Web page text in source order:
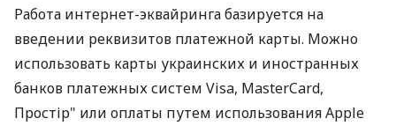
Работа интернет-эквайринга базируется на
введении реквизитов платежной карты. Можно
использовать карты украинских и иностранных
банков платежных систем Visa, MasterCard,
Простір" или оплаты путем использования Apple